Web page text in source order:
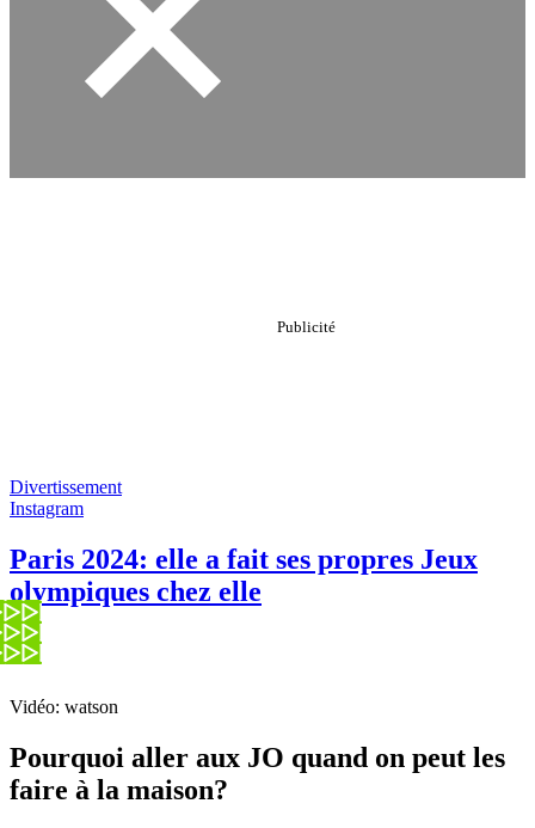
Divertissement
Instagram
Paris 2024: elle a fait ses propres Jeux
olympiques chez elle
Vidéo: watson
Pourquoi aller aux JO quand on peut les
faire à la maison?